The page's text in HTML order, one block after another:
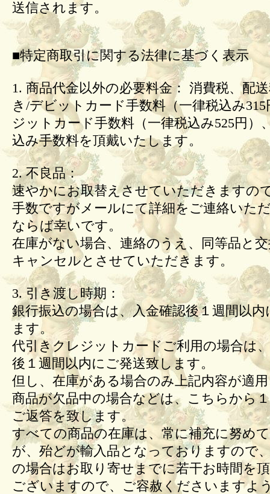
送信されます。
■特定商取引に関する法律に基づく表示
1. 商品代金以外の必要料金： 消費税、配
き/デビットカード手数料（一律税込み
ジットカード手数料（一律税込み525円）
込み手数料を頂戴いたします。
2. 不良品：
速やかにお取替えさせていただきますの
手数ですがメールにて詳細をご連絡いた
ならば幸いです。
在庫がない場合、連絡のうえ、同等品と
キャンセルとさせていただきます。
3. 引き渡し時期：
銀行振込の場合は、入金確認後１週間以内
ます。
代引きクレジットカードご利用の場合は
後１週間以内にご発送致します。
但し、在庫がある場合のみ上記内容が適
商品が欠品中の場合などは、こちらから
ご返答を致します。
すべての商品の在庫は、常に補充に努め
が、殆どが輸入品となっておりますので
の場合はお取り寄せまでに若干お時間を
ございますので、ご容赦くださいますよ